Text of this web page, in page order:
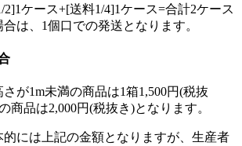
2]1ケース+[送料1/4]1ケース=合計2ケース
は、1個口での発送となります。
が1m未満の商品は1箱1,500円(税抜
商品は2,000円(税抜き)となります。
的には上記の金額となりますが、生産者